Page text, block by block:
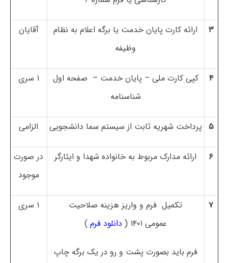
۳
ارائه کارت پایان خدمت یا برگه اعلام به نظام
وظیفه
آقایان
۴ کپی کارت ملی – پایان خدمت – صفحه اول
شناسنامه
۱ سری
۵ پرداخت شهریه ثابت از سیستم سما دانشجویی الزامی
۶ ارائه مدارک مربوط به خانواده شهدا و ایثارگر
در صورت
موجود
۷ تکمیل فرم و واریز هزینه صلاحیت
عمومی ۱۴۰۱
( دانلود فرم)
فرم باید بصورت پشت و رو در یک برگه چاپ
۱ سری